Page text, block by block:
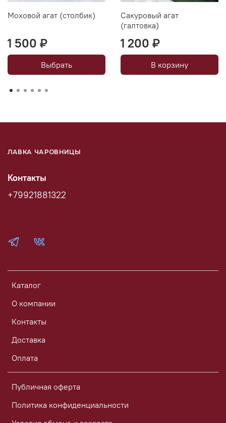
Моховой агат (столбик)
1 500 ₽
Выбрать
Сакуровый агат
(галтовка)
1 200 ₽
В корзину
ЛАВКА ЧАРОВНИЦЫ
Каталог
О компании
Контакты
Доставка
Оплата
Публичная оферта
Политика конфиденциальности
Контакты
+79921881322